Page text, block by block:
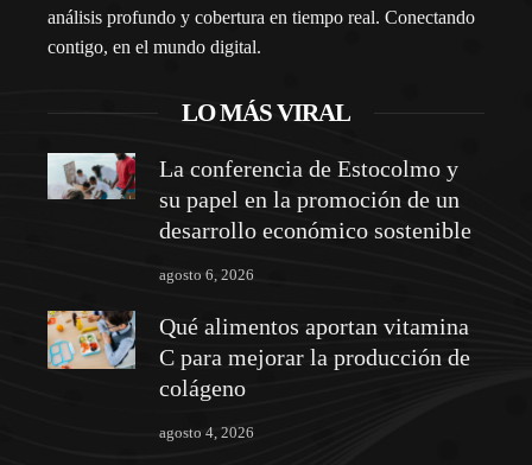
análisis profundo y cobertura en tiempo real. Conectando
contigo, en el mundo digital.
LO MÁS VIRAL
La conferencia de Estocolmo y
su papel en la promoción de un
desarrollo económico sostenible
agosto 6, 2026
Qué alimentos aportan vitamina
C para mejorar la producción de
colágeno
agosto 4, 2026